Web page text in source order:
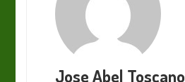
Jose Abel Toscano